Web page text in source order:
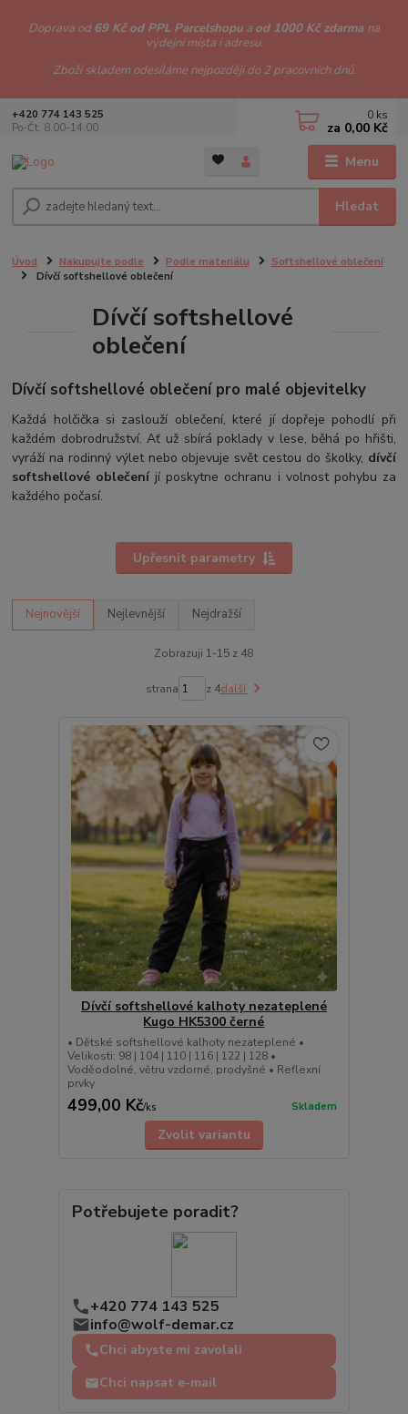
Doprava od69 Kč od PPL Parcelshopu a od 1000 Kč zdarma na
výdejní místa i adresu.
Zboží skladem odesíláme nejpozději do 2 pracovních dnů.
Menu
Hledat
+420 774 143 525
Po-Čt: 8.00-14.00
0 ks
za 0,00 Kč
Úvod Nakupujte podle Podle materiálu
Softshellové oblečení
Dívčí softshellové oblečení
Dívčí softshellové
oblečení
Dívčí softshellové oblečení pro malé objevitelky
Každá holčička si zaslouží oblečení, které jí dopřeje pohodlí při
každém dobrodružství. Ať už sbírá poklady v lese, běhá po hřišti,
vyráží na rodinný výlet nebo objevuje svět cestou do školky, dívčí
softshellové oblečení jí poskytne ochranu i volnost pohybu za
každého počasí.
Upřesnit parametry
Nejnovější Nejlevnější Nejdražší
Zobrazuji 1-15 z 48
strana z 4další
Dívčí softshellové kalhoty nezateplené
Kugo HK5300 černé
• Dětské softshellové kalhoty nezateplené •
Velikosti: 98 | 104 | 110 | 116 | 122 | 128 •
Voděodolné, větru vzdorné, prodyšné • Reflexní
prvky
499,00 Kč/ks Skladem
Zvolit variantu
Potřebujete poradit?
+420 774 143 525
info@wolf-demar.cz
Chci abyste mi zavolali
Chci napsat e-mail